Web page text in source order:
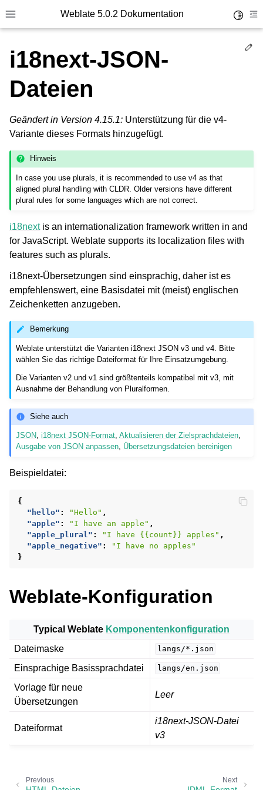
Toggle site navigation sidebar
Weblate 5.0.2 Dokumentation
navigation of Unterstützte Dateiformate
i18next-JSON-
Dateien
Geändert in Version 4.15.1: Unterstützung für die v4-
Variante dieses Formats hinzugefügt.
Hinweis
In case you use plurals, it is recommended to use v4 as that
aligned plural handling with CLDR. Older versions have different
plural rules for some languages which are not correct.
i18nextis an internationalization framework written in and
for JavaScript. Weblate supports its localization files with
features such as plurals.
i18next-Übersetzungen sind einsprachig, daher ist es
empfehlenswert, eine Basisdatei mit (meist) englischen
Zeichenketten anzugeben.
Bemerkung
Weblate unterstützt die Varianten i18next JSON v3 und v4. Bitte
wählen Sie das richtige Dateiformat für Ihre Einsatzumgebung.
Die Varianten v2 und v1 sind größtenteils kompatibel mit v3, mit
Ausnahme der Behandlung von Pluralformen.
Siehe auch
JSON,i18next JSON-Format,Aktualisieren der Zielsprachdateien,
Ausgabe von JSON anpassen, Übersetzungsdateien bereinigen
Beispieldatei:
{
"hello" : "Hello" ,
"apple" : "I have an apple" ,
"apple_plural" : "I have {{count}} apples" ,
"apple_negative" :
"I have no apples"
}
Weblate-Konfiguration
Typical Weblate Komponentenkonfiguration
Dateimaske
langs/*.json
Einsprachige Basissprachdatei langs/en.json
Vorlage für neue
Übersetzungen
Leer
Dateiformat
i18next-JSON-Datei
v3
Next
Previous